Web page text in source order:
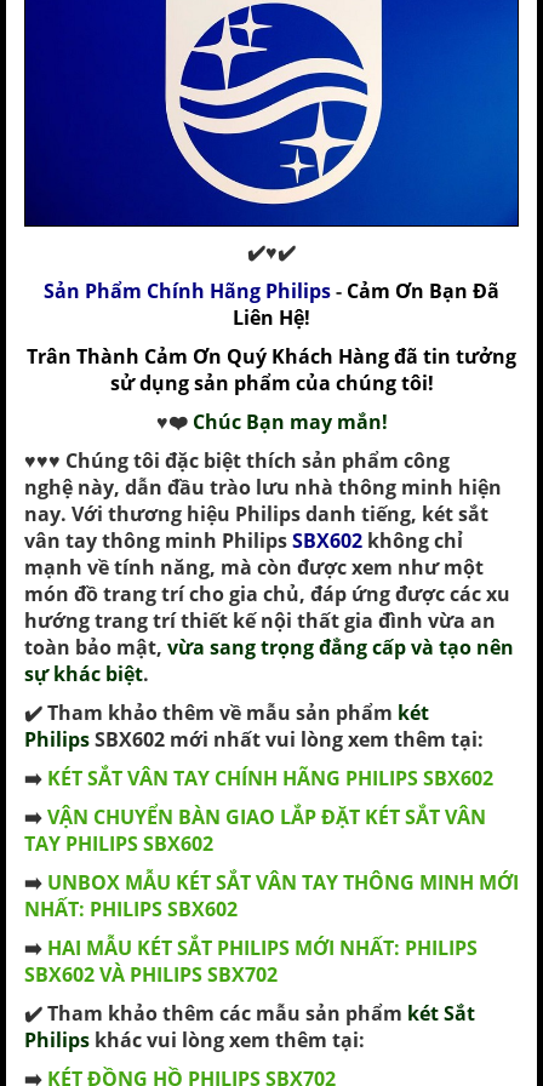
✔️♥✔️
Sản Phẩm Chính Hãng Philips- Cảm Ơn Bạn Đã
Liên Hệ!
Trân Thành Cảm Ơn Quý Khách Hàng đã tin tưởng
sử dụng sản phẩm của chúng tôi!
♥️❤️ Chúc Bạn may mắn!
♥️♥️♥️ Chúng tôi đặc biệt thích sản phẩm công
nghệ này, dẫn đầu trào lưu nhà thông minh hiện
nay. Với thương hiệu Philipsdanh tiếng, két sắt
vân tay thông minh PhilipsSBX602 không chỉ
mạnh về tính năng, mà còn được xem như một
món đồ trang trí cho gia chủ, đáp ứng được các xu
hướng trang trí thiết kế nội thất gia đình vừa an
toàn bảo mật, vừa sang trọng đẳng cấp và tạo nên
sự khác biệt.
✔️Tham khảo thêm về mẫu sản phẩm két
PhilipsSBX602 mới nhất vui lòng xem thêm tại:
➡️ KÉT SẮT VÂN TAY CHÍNH HÃNG PHILIPS SBX602
➡️VẬN CHUYỂN BÀN GIAO LẮP ĐẶT KÉT SẮT VÂN
TAY PHILIPS SBX602
➡️ UNBOX MẪU KÉT SẮT VÂN TAY THÔNG MINH MỚI
NHẤT: PHILIPS SBX602
➡️ HAI MẪU KÉT SẮT PHILIPS MỚI NHẤT: PHILIPS
SBX602 VÀ PHILIPS SBX702
✔️ Tham khảo thêm các mẫu sản phẩm két Sắt
Philips khác vui lòng xem thêm tại:
➡️ KÉT ĐỒNG HỒ PHILIPS SBX702